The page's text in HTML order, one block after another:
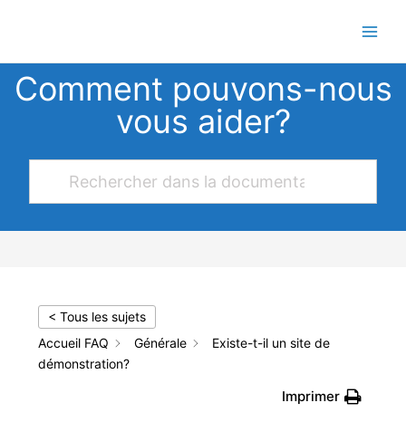
Comment pouvons-nous
vous aider?
< Tous les sujets
Accueil FAQ
Générale
Existe-t-il un site de
démonstration?
Imprimer